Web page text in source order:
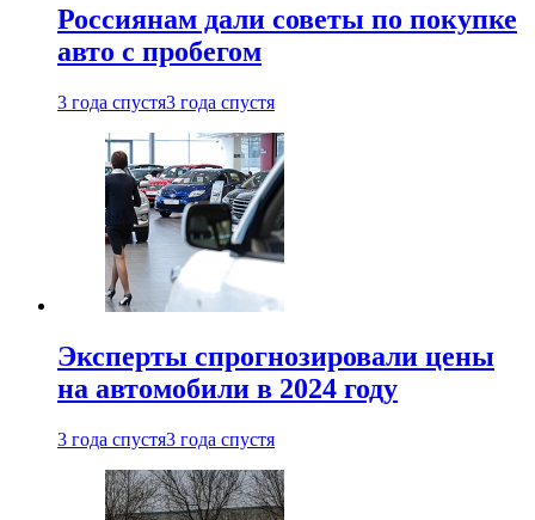
Россиянам дали советы по покупке
авто с пробегом
3 года спустя3 года спустя
Эксперты спрогнозировали цены
на автомобили в 2024 году
3 года спустя3 года спустя